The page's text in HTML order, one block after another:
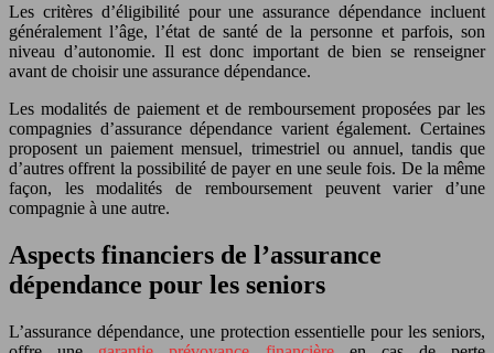
Les critères d’éligibilité pour une assurance dépendance incluent
généralement l’âge, l’état de santé de la personne et parfois, son
niveau d’autonomie. Il est donc important de bien se renseigner
avant de choisir une assurance dépendance.
Les modalités de paiement et de remboursement proposées par les
compagnies d’assurance dépendance varient également. Certaines
proposent un paiement mensuel, trimestriel ou annuel, tandis que
d’autres offrent la possibilité de payer en une seule fois. De la même
façon, les modalités de remboursement peuvent varier d’une
compagnie à une autre.
Aspects financiers de l’assurance
dépendance pour les seniors
L’assurance dépendance, une protection essentielle pour les seniors,